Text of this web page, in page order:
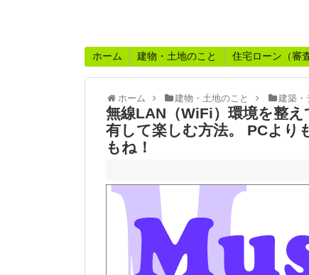
ホーム 建物・土地のこと 住宅ローン（審
ホーム 建物・土地のこと 建築・
無線LAN（WiFi）環境を整
有して楽しむ方法。 PCより
もね！